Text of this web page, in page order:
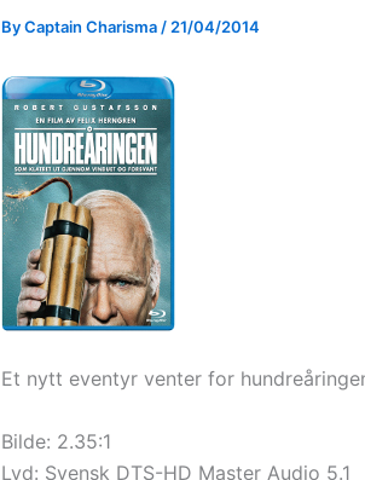
ByCaptain Charisma/21/04/2014
Et nytt eventyr venter for
Bilde: 2.35:1
Lyd: Svensk DTS-HD Master Audio 5.1